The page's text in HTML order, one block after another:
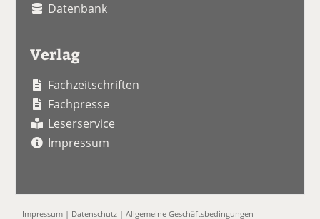
Datenbank
Verlag
Fachzeitschriften
Fachpresse
Leserservice
Impressum
Impressum | Datenschutz |Allgemeine Geschäftsbedingungen